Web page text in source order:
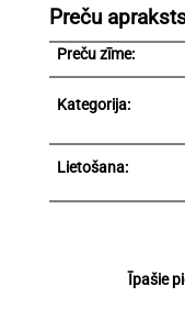
Preču
Preču zīme:
Kategorija:
Lietošana:
Īpašie